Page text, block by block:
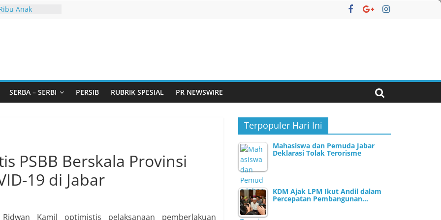
Anak
2026
dalam
Desa
Bahas
Pintu Taubat
Seminar
Standarisasi
Pemurtadan
SERBA – SERBI PERSIB RUBRIK SPESIAL PR NEWSWIRE
PSBB Berskala Provinsi
19 di Jabar
Kamil optimistis pelaksanaan pemberlakuan
Terpopuler Hari Ini
Mahasiswa dan Pemuda Jabar
Deklarasi Tolak Terorisme
KDM Ajak LPM Ikut Andil dalam
Percepatan Pembangunan…